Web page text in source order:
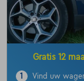
Gratis 12
1 Vind uw